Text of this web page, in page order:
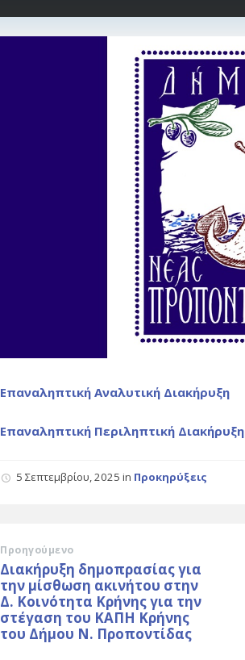
Επαναληπτική Αναλυτική Διακήρυξη
Επαναληπτική Περιληπτική Διακήρυξη
5 Σεπτεμβρίου, 2025in Προκηρύξεις
Προηγούμενο
Διακήρυξη δημοπρασίας για
την μίσθωση ακινήτου στην
Δ. Κοινότητα Κρήνης για την
στέγαση του ΚΑΠΗ Κρήνης
του Δήμου Ν. Προποντίδας